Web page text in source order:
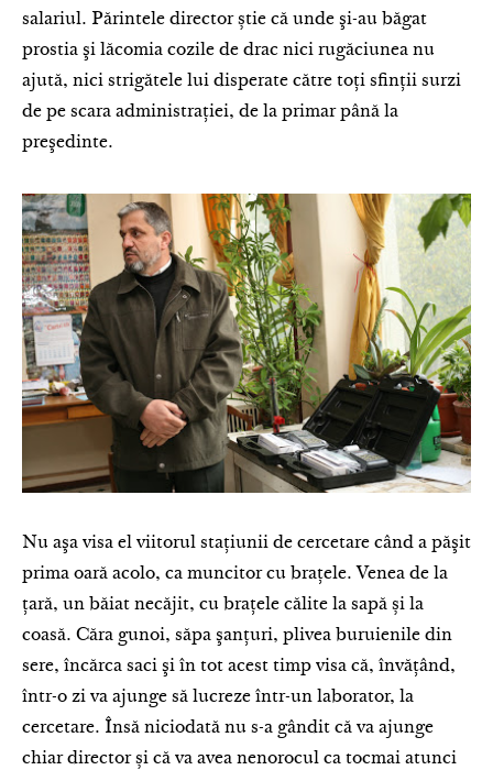
salariul. Părintele director știe că unde şi-au băgat
prostia şi lăcomia cozile de drac nici rugăciunea nu
ajută, nici strigătele lui disperate către toţi sfinţii surzi
de pe scara administraţiei, de la primar până la
preşedinte.
Nu aşa visa el viitorul staţiunii de cercetare când a păşit
prima oară acolo, ca muncitor cu braţele. Venea de la
țară, un băiat necăjit, cu brațele călite la sapă și la
coasă. Căra gunoi, săpa şanţuri, plivea buruienile din
sere, încărca saci şi în tot acest timp visa că, învăţând,
într-o zi va ajunge să lucreze într-un laborator, la
cercetare. Însă niciodată nu s-a gândit că va ajunge
chiar director și că va avea nenorocul ca tocmai atunci